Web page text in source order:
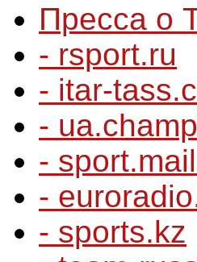
Пресса о
- rsport.ru
- itar-
-
-
-
- sports.kz